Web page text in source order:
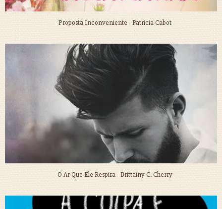
Proposta Inconveniente - Patricia Cabot
O Ar Que Ele Respira - Brittainy C. Cherry